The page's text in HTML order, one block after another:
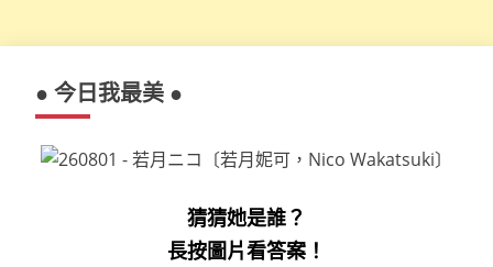
● 今日我最美 ●
猜猜她是誰？
長按圖片看答案！